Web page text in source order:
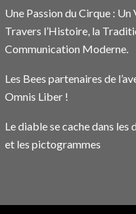
Une Passion du Cirque : Un
Travers l’Histoire, la
Communication Moderne.
Les Bees partenaires de
Omnis Liber !
Le diable se cache dans les
et les pictogrammes